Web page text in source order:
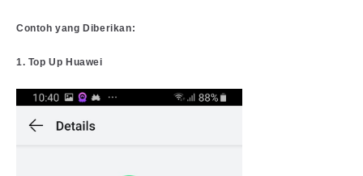
Contoh yang Diberikan:
1. Top Up Huawei